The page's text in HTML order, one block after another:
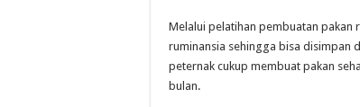
Melalui pelatihan pembuatan pakan
ruminansia sehingga bisa disimpan
peternak cukup membuat pakan
bulan.